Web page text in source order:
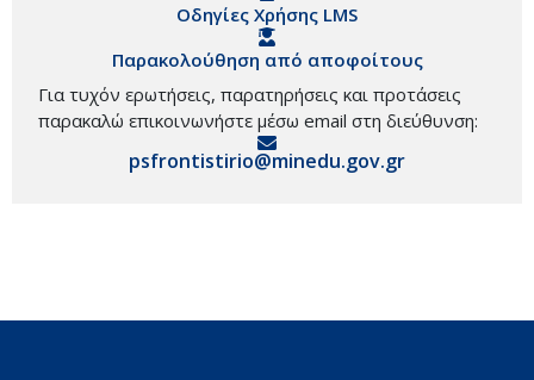
Οδηγίες Χρήσης LMS
Παρακολούθηση από αποφοίτους
Για τυχόν ερωτήσεις, παρατηρήσεις και προτάσεις
παρακαλώ επικοινωνήστε μέσω email στη διεύθυνση:
psfrontistirio@minedu.gov.gr